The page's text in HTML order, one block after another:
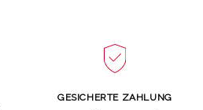
GESICHERTE ZAHLUNG